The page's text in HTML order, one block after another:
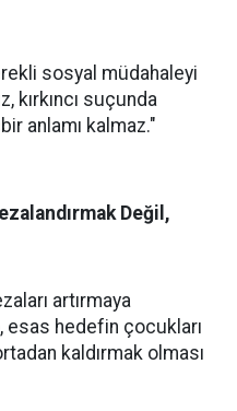
sosyal müdahaleyi
kırkıncı suçunda
anlamı kalmaz."
Değil,
artırmaya
esas hedefin çocukları
kaldırmak olması